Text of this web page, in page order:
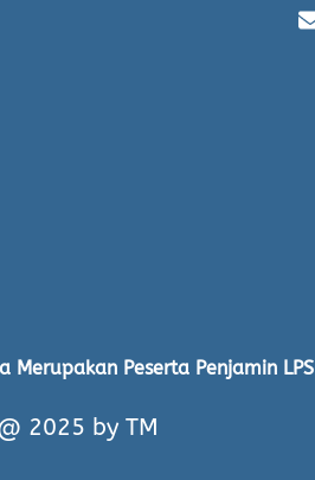
Merupakan Peserta Penjamin LPS
2025 by TM